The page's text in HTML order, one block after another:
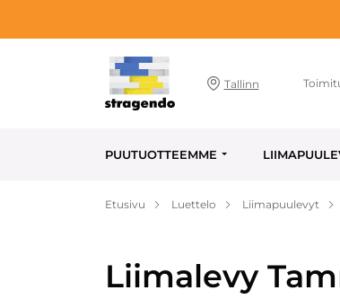
Tallinn
PUUTUOTTEEMME
Etusivu Luettelo Liimapuulevyt
Liimalevy